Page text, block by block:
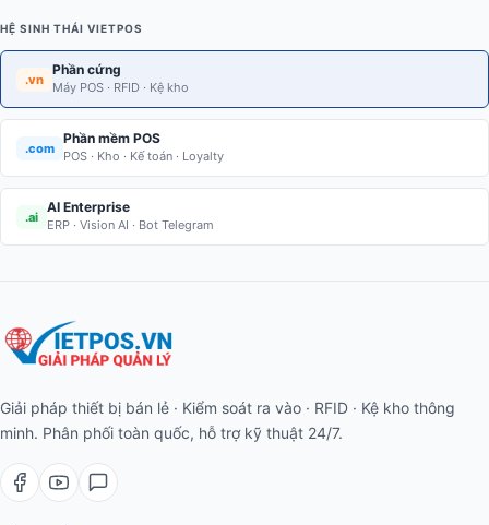
HỆ SINH THÁI VIETPOS
.vn
Phần cứng
Máy POS · RFID · Kệ kho
.com
Phần mềm POS
POS · Kho · Kế toán · Loyalty
.ai
AI Enterprise
ERP · Vision AI · Bot Telegram
Giải pháp thiết bị bán lẻ · Kiểm soát ra vào · RFID · Kệ kho thông
minh. Phân phối toàn quốc, hỗ trợ kỹ thuật 24/7.